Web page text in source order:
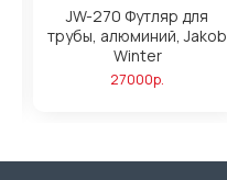
JW-270 Футляр для
трубы, алюминий, Jakob
Winter
27000р.